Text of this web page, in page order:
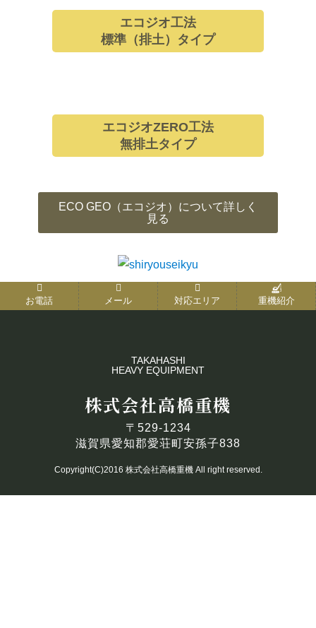
エコジオ工法
標準（排土）タイプ
エコジオZERO工法
無排土タイプ
ECO GEO（エコジオ）について詳しく
見る
お電話 メール 対応エリア 重機紹介
TAKAHASHI
HEAVY EQUIPMENT
株式会社高橋重機
〒529-1234
滋賀県愛知郡愛荘町安孫子838
Copyright(C)2016 株式会社高橋重機 All right reserved.